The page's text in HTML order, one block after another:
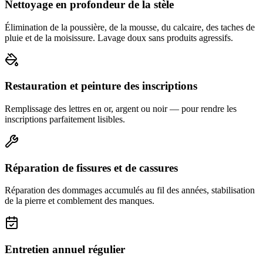
Nettoyage en profondeur de la stèle
Élimination de la poussière, de la mousse, du calcaire, des taches de
pluie et de la moisissure. Lavage doux sans produits agressifs.
Restauration et peinture des inscriptions
Remplissage des lettres en or, argent ou noir — pour rendre les
inscriptions parfaitement lisibles.
Réparation de fissures et de cassures
Réparation des dommages accumulés au fil des années, stabilisation
de la pierre et comblement des manques.
Entretien annuel régulier